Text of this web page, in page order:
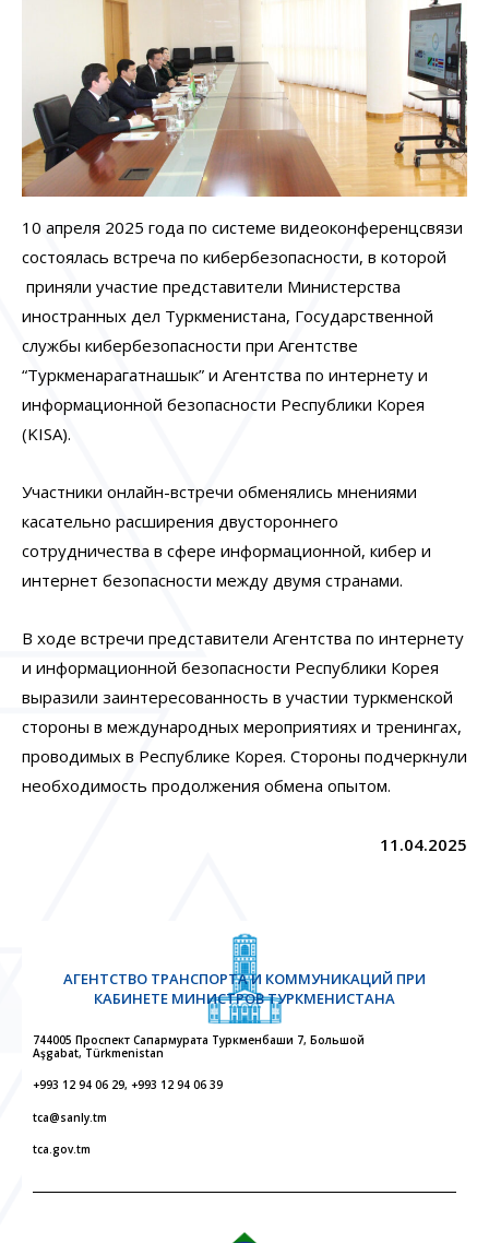
10 апреля 2025 года по системе видеоконференцсвязи
состоялась встреча по кибербезопасности, в которой
приняли участие представители Министерства
иностранных дел Туркменистана, Государственной
службы кибербезопасности при Агентстве
“Туркменарагатнашык” и Агентства по интернету и
информационной безопасности Республики Корея
(KISA).
Участники онлайн-встречи обменялись мнениями
касательно расширения двустороннего
сотрудничества в сфере информационной, кибер и
интернет безопасности между двумя странами.
В ходе встречи представители Агентства по интернету
и информационной безопасности Республики Корея
выразили заинтересованность в участии туркменской
стороны в международных мероприятиях и тренингах,
проводимых в Республике Корея. Стороны подчеркнули
необходимость продолжения обмена опытом.
11.04.2025
АГЕНТСТВО ТРАНСПОРТА И КОММУНИКАЦИЙ ПРИ
КАБИНЕТЕ МИНИСТРОВ ТУРКМЕНИСТАНА
744005 Проспект Сапармурата Туркменбаши 7, Большой
Aşgabat, Türkmenistan
+993 12 94 06 29, +993 12 94 06 39
tca@sanly.tm
tca.gov.tm